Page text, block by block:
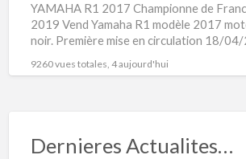
YAMAHA R1 2017 Championne de
2019 Vend Yamaha R1 modèle 2017
noir. Première mise en circulation 18/
9260 vues totales, 4 aujourd'hui
Dernieres Actualites…